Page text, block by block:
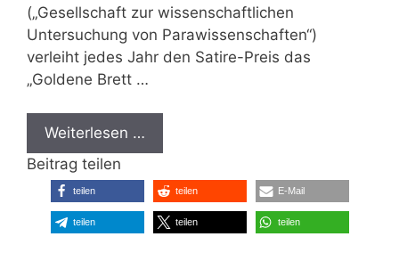
(„Gesellschaft zur wissenschaftlichen
Untersuchung von Parawissenschaften“)
verleiht jedes Jahr den Satire-Preis das
„Goldene Brett …
Weiterlesen …
Beitrag teilen
teilen teilen E-Mail
teilen teilen teilen